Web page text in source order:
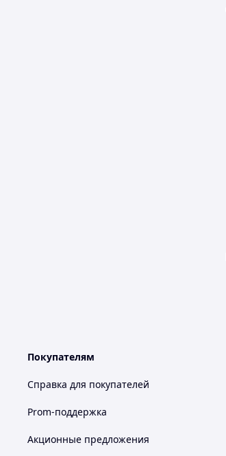
Покупателям
Справка для покупателей
Prom-поддержка
Акционные предложения